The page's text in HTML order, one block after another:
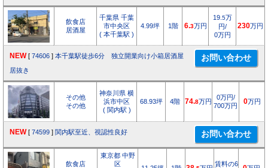
飲食店
居酒屋
千葉県 千葉
市中央区
( 本千葉駅 )
4.99坪 1階 6.3万円
19.5万
円/
0万円
230万円
NEW [ 74606 ] 本千葉駅徒歩6分 独立開業向け小箱居酒屋
居抜き
その他
その他
神奈川県 横
浜市中区
( 関内駅 )
68.93坪 4階 74.8万円
0万円/
700万円
0万円
NEW [ 74599 ] 関内駅至近、視認性良好
飲食店
東京都 中野
区
賃料の6